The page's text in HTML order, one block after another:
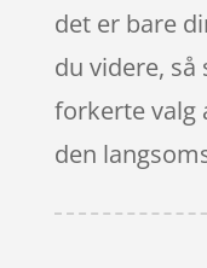
det er bare
du videre,
forkerte valg
den